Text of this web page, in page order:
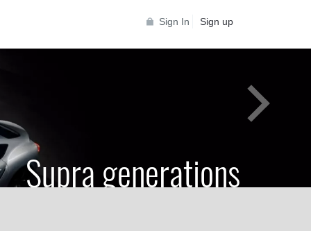
Sign In Sign up
Supra generations